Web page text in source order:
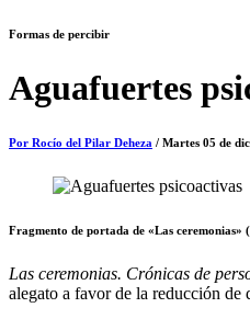
Formas de percibir
Aguafuertes
Por Rocío del Pilar Deheza / Martes 05 de
Fragmento de portada de «Las
Las ceremonias. Crónicas de
alegato a favor de la reducción de